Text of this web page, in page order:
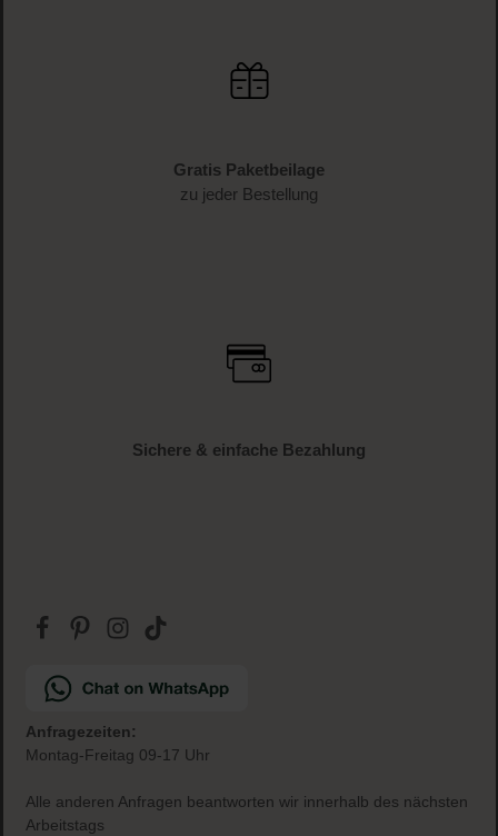
Gratis Paketbeilage
zu jeder Bestellung
Sichere & einfache Bezahlung
Anfragezeiten:
Montag-Freitag 09-17 Uhr
Alle anderen Anfragen beantworten wir innerhalb des nächsten
Arbeitstags